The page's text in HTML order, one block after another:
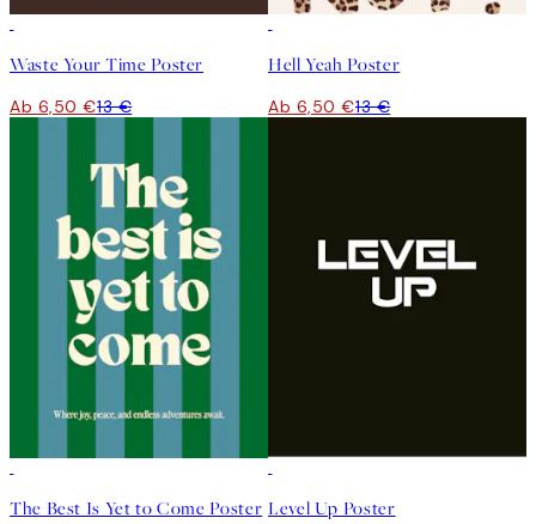
Waste Your Time Poster
Ab 6,50 €13 €
Hell Yeah Poster
Ab 6,50 €13 €
The Best Is Yet to Come Poster Level Up Poster